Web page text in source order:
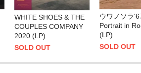
WHITE SHOES & THE
COUPLES COMPANY
2020 (LP)
SOLD OUT
ウワノソラ
Portrait in
(LP)
SOLD OUT